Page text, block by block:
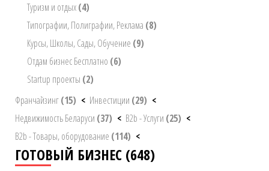
Туризм и отдых(4)
Типографии, Полиграфии, Реклама (8)
Курсы, Школы, Сады, Обучение (9)
Отдам бизнес Бесплатно (6)
Startup проекты (2)
Франчайзинг(15) < Инвестиции (29) <
Недвижимость Беларуси (37) < B2b - Услуги (25) <
B2b - Товары, оборудование (114) <
ГОТОВЫЙ БИЗНЕС (648)